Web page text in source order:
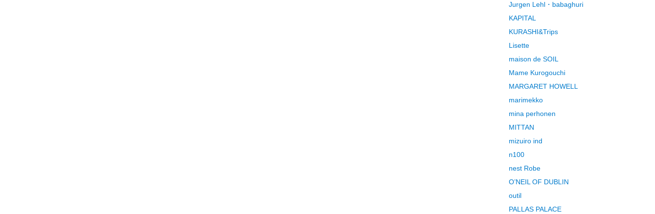
Jurgen Lehl・babaghuri
KAPITAL
KURASHI&Trips
Lisette
maison de SOIL
Mame Kurogouchi
MARGARET HOWELL
marimekko
mina perhonen
MITTAN
mizuiro ind
n100
nest Robe
O’NEIL OF DUBLIN
outil
PALLAS PALACE